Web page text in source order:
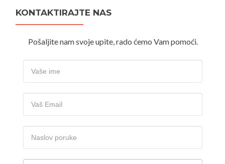
KONTAKTIRAJTE NAS
Pošaljite nam svoje upite, rado ćemo Vam pomoći.